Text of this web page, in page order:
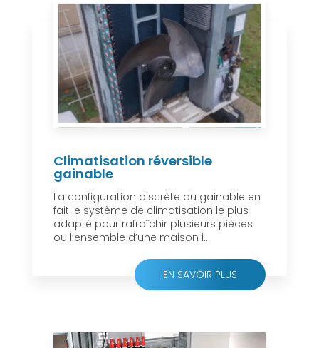
Climatisation réversible
gainable
La configuration discrète du gainable en
fait le système de climatisation le plus
adapté pour rafraîchir plusieurs pièces
ou l’ensemble d’une maison i...
EN SAVOIR PLUS